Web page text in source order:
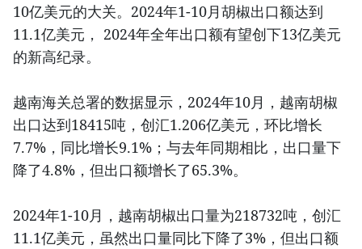
10亿美元的大关。2024年1-10月胡椒出口额达到
11.1亿美元， 2024年全年出口额有望创下13亿美元
的新高纪录。
越南海关总署的数据显示，2024年10月，越南胡椒
出口达到18415吨，创汇1.206亿美元，环比增长
7.7%，同比增长9.1%；与去年同期相比，出口量下
降了4.8%，但出口额增长了65.3%。
2024年1-10月，越南胡椒出口量为218732吨，创汇
11.1亿美元，虽然出口量同比下降了3%，但出口额